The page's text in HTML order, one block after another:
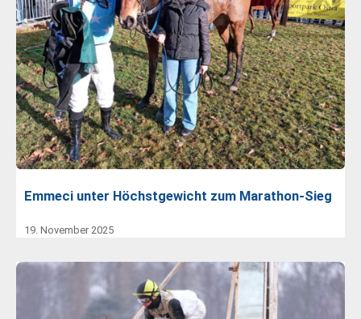
Emmeci unter Höchstgewicht zum Marathon-Sieg
19. November 2025